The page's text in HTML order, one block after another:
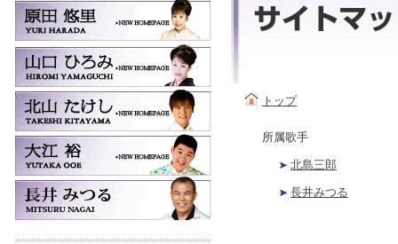
トップ
所属歌手
北島三郎
長井みつる